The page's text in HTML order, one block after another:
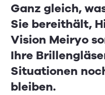
Ganz gleich,
Sie bereithält,
Vision Meiryo
Ihre
Situationen
bleiben.